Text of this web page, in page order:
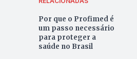
Por que o Profimed é
um passo necessário
para proteger a
saúde no Brasil